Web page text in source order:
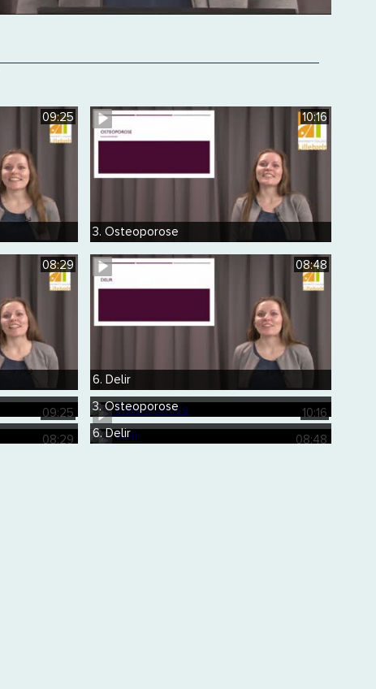
09:25 10:16
3. Osteoporose
08:29 08:48
6. Delir
09:25 10:16
3. Osteoporose
08:29 08:48
6. Delir